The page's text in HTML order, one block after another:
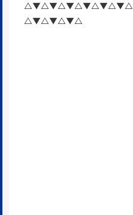
△▼△▼△▼△